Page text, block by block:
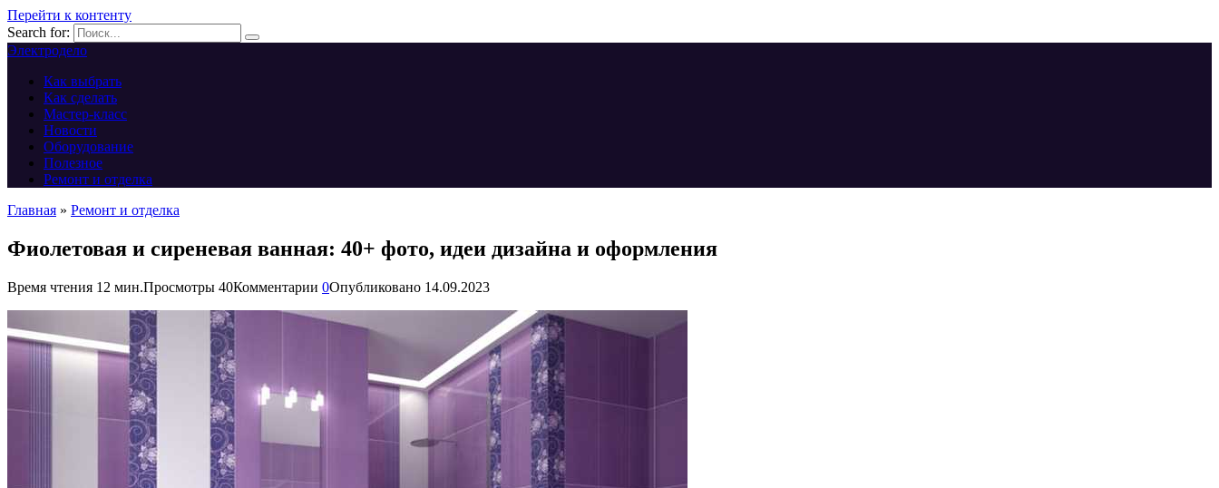
Перейти к контенту
Search for:
Электродело
Как выбрать
Как сделать
Мастер-класс
Новости
Оборудование
Полезное
Ремонт и отделка
Главная » Ремонт и отделка
Фиолетовая и сиреневая ванная: 40+ фото, идеи дизайна и оформления
Время чтения 12 мин.Просмотры 40Комментарии 0Опубликовано 14.09.2023